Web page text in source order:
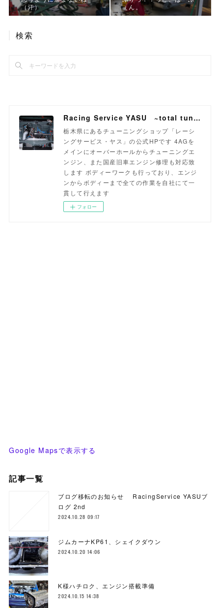
（汗）
ぇん。
検索
Racing Service YASU ~total tuning proshop~
栃木県にあるチューニングショップ「レーシ
ングサービス・ヤス」の公式HPです 4AGを
メインにオーバーホールからチューニングエ
ンジン、また国産旧車エンジン修理も対応致
します ボディーワークも行っており、エンジ
ンからボディーまで全ての作業を自社にて一
貫して行えます
フォロー
Google Mapsで表示する
記事一覧
ブログ移転のお知らせ RacingService YASUブ
ログ 2nd
2024.10.28 09:17
ジムカーナKP61、シェイクダウン
2024.10.20 14:06
K様ハチロク、エンジン搭載準備
2024.10.15 14:38